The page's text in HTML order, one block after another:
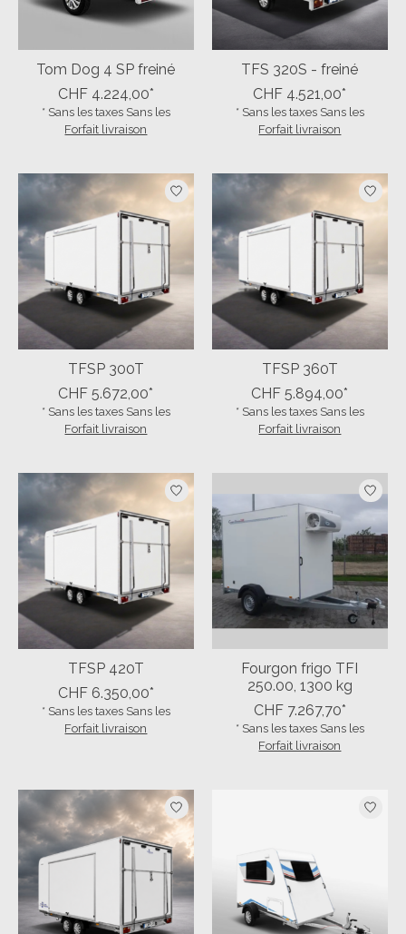
Tom Dog 4 SP freiné
CHF 4.224,00*
* Sans les taxes Sans les
Forfait livraison
TFS 320S - freiné
CHF 4.521,00*
* Sans les taxes Sans les
Forfait livraison
TFSP 300T
CHF 5.672,00*
* Sans les taxes Sans les
Forfait livraison
TFSP 360T
CHF 5.894,00*
* Sans les taxes Sans les
Forfait livraison
TFSP 420T
CHF 6.350,00*
* Sans les taxes Sans les
Forfait livraison
Fourgon frigo TFI
250.00, 1300 kg
CHF 7.267,70*
* Sans les taxes Sans les
Forfait livraison